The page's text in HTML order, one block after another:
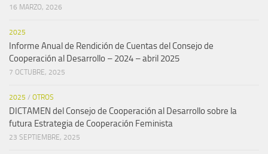
16 MARZO, 2026
2025
Informe Anual de Rendición de Cuentas del Consejo de
Cooperación al Desarrollo – 2024 – abril 2025
7 OCTUBRE, 2025
2025 / OTROS
DICTAMEN del Consejo de Cooperación al Desarrollo sobre la
futura Estrategia de Cooperación Feminista
23 SEPTIEMBRE, 2025